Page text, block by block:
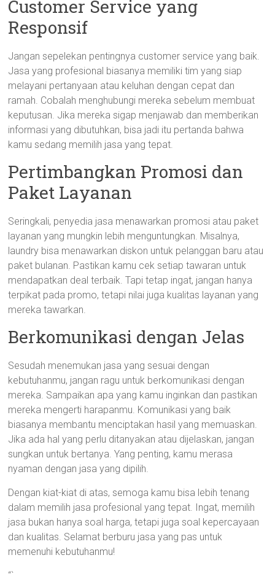
Customer Service yang
Responsif
Jangan sepelekan pentingnya customer service yang baik.
Jasa yang profesional biasanya memiliki tim yang siap
melayani pertanyaan atau keluhan dengan cepat dan
ramah. Cobalah menghubungi mereka sebelum membuat
keputusan. Jika mereka sigap menjawab dan memberikan
informasi yang dibutuhkan, bisa jadi itu pertanda bahwa
kamu sedang memilih jasa yang tepat.
Pertimbangkan Promosi dan
Paket Layanan
Seringkali, penyedia jasa menawarkan promosi atau paket
layanan yang mungkin lebih menguntungkan. Misalnya,
laundry bisa menawarkan diskon untuk pelanggan baru atau
paket bulanan. Pastikan kamu cek setiap tawaran untuk
mendapatkan deal terbaik. Tapi tetap ingat, jangan hanya
terpikat pada promo, tetapi nilai juga kualitas layanan yang
mereka tawarkan.
Berkomunikasi dengan Jelas
Sesudah menemukan jasa yang sesuai dengan
kebutuhanmu, jangan ragu untuk berkomunikasi dengan
mereka. Sampaikan apa yang kamu inginkan dan pastikan
mereka mengerti harapanmu. Komunikasi yang baik
biasanya membantu menciptakan hasil yang memuaskan.
Jika ada hal yang perlu ditanyakan atau dijelaskan, jangan
sungkan untuk bertanya. Yang penting, kamu merasa
nyaman dengan jasa yang dipilih.
Dengan kiat-kiat di atas, semoga kamu bisa lebih tenang
dalam memilih jasa profesional yang tepat. Ingat, memilih
jasa bukan hanya soal harga, tetapi juga soal kepercayaan
dan kualitas. Selamat berburu jasa yang pas untuk
memenuhi kebutuhanmu!
“`